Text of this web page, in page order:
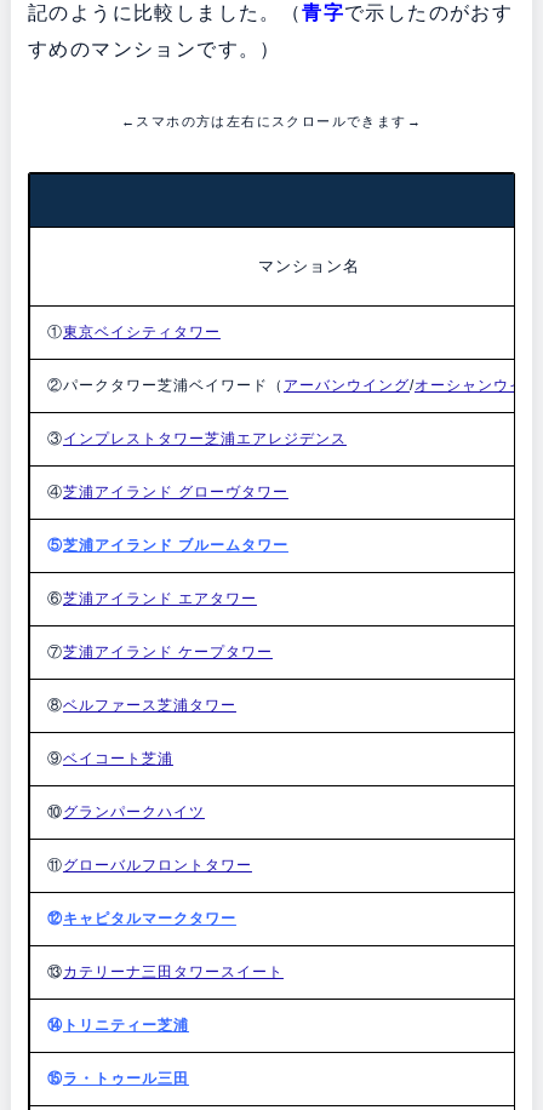
記のように比較しました。（青字で示したのがおす
すめのマンションです。）
←スマホの方は左右にスクロールできます→
マンション名
①東京ベイシティタワー
②パークタワー芝浦ベイワード（ アーバンウイング/オーシャンウイ
③インプレストタワー芝浦エアレジデンス
④芝浦アイランド グローヴタワー
⑤芝浦アイランド ブルームタワー
⑥芝浦アイランド エアタワー
⑦芝浦アイランド ケープタワー
⑧ベルファース芝浦タワー
⑨ベイコート芝浦
⑩グランパークハイツ
⑪グローバルフロントタワー
⑫キャピタルマークタワー
⑬カテリーナ三田タワースイート
⑭ トリニティー芝浦
⑮ラ・トゥール三田